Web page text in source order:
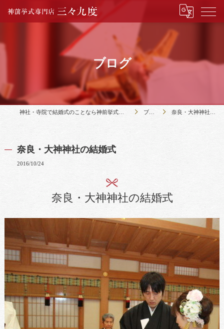
ブログ
神社・寺院で結婚式のことなら神前挙式専門店三々九度 ブログ 奈良・大神神社の結婚式
奈良・大神神社の結婚式
2016/10/24
奈良・大神神社の結婚式